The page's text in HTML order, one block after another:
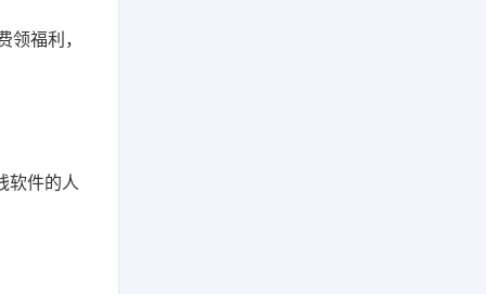
福利，
软件的人